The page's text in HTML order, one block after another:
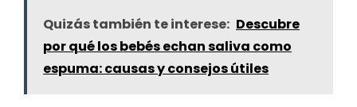
Quizás también te interese: Descubre
por qué los bebés echan saliva como
espuma: causas y consejos útiles